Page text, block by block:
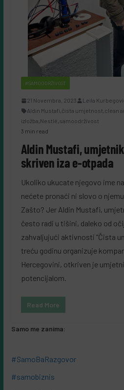
#SAMOODRŽIVOST
21 Novembra, 2023
Leila
Aldin Mustafi,čista umjetnost,clean
izložba,Nestlé,samoodrživost
3 min read
Aldin Mustafi,
skriven iza e-otpada
Ukoliko ukucate njegovo ime
nećete pronaći ni slovo o
Zašto? Jer Aldin Mustafi,
često radi u tišini, daleko od
zahvaljujući aktivnosti “Čista
treću godinu organizuje
Hercegovini, otkriven je
potencijalom.
Read More
Samo me zanima:
#SamoBaRazgovor
#samobiznis